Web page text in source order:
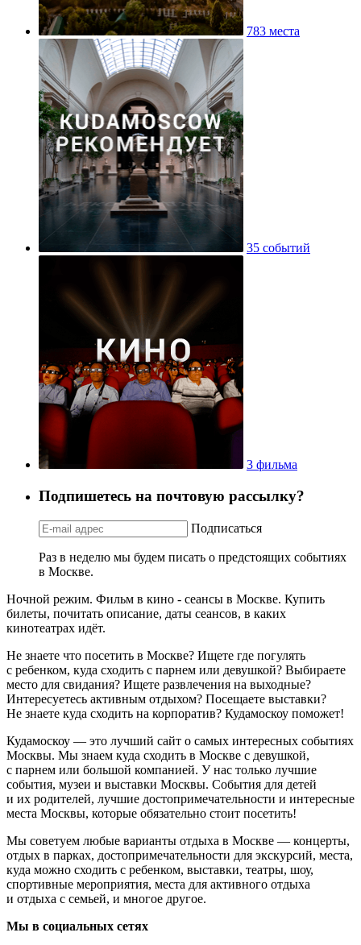
783 места
35 событий
3 фильма
Подпишетесь на почтовую рассылку?
Подписаться
Раз в неделю мы будем писать о предстоящих событиях
в Москве.
Ночной режим. Фильм в кино - сеансы в Москве. Купить
билеты, почитать описание, даты сеансов, в каких
кинотеатрах идёт.
Не знаете что посетить в Москве? Ищете где погулять
с ребенком, куда сходить с парнем или девушкой? Выбираете
место для свидания? Ищете развлечения на выходные?
Интересуетесь активным отдыхом? Посещаете выставки?
Не знаете куда сходить на корпоратив? Кудамоскоу поможет!
Кудамоскоу — это лучший сайт о самых интересных событиях
Москвы. Мы знаем куда сходить в Москве с девушкой,
с парнем или большой компанией. У нас только лучшие
события, музеи и выставки Москвы. События для детей
и их родителей, лучшие достопримечательности и интересные
места Москвы, которые обязательно стоит посетить!
Мы советуем любые варианты отдыха в Москве — концерты,
отдых в парках, достопримечательности для экскурсий, места,
куда можно сходить с ребенком, выставки, театры, шоу,
спортивные мероприятия, места для активного отдыха
и отдыха с семьей, и многое другое.
Мы в социальных сетях